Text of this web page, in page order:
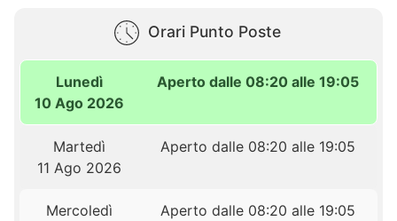
Orari Punto Poste
Lunedì
10 Ago 2026
Aperto dalle 08:20 alle 19:05
Martedì
11 Ago 2026
Aperto dalle 08:20 alle 19:05
Mercoledì
Aperto dalle 08:20 alle 19:05